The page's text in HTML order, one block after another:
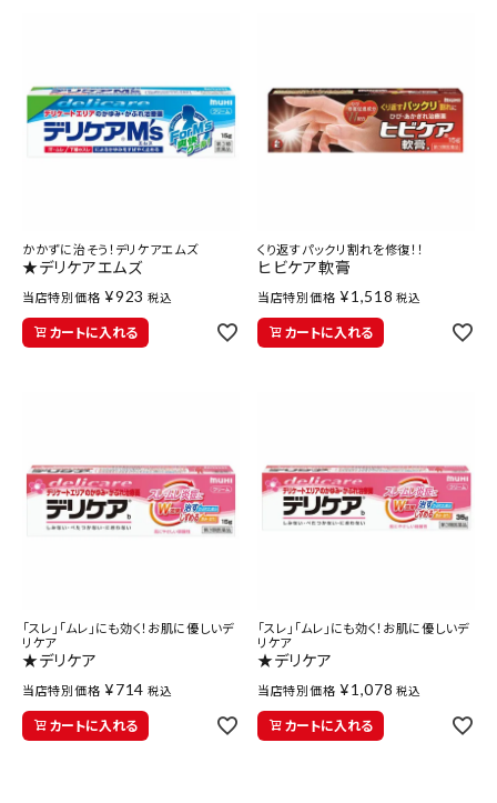
かかずに治そう！デリケアエムズ
★デリケアエムズ
当店特別価格 ¥923 税込
カートに入れる
くり返すパックリ割れを修復！！
ヒビケア軟膏
当店特別価格 ¥1,518 税込
カートに入れる
「スレ」「ムレ」にも効く！お肌に優しいデ
リケア
★デリケア
当店特別価格 ¥714 税込
カートに入れる
「スレ」「ムレ」にも効く！お肌に優しいデ
リケア
★デリケア
当店特別価格 ¥1,078 税込
カートに入れる